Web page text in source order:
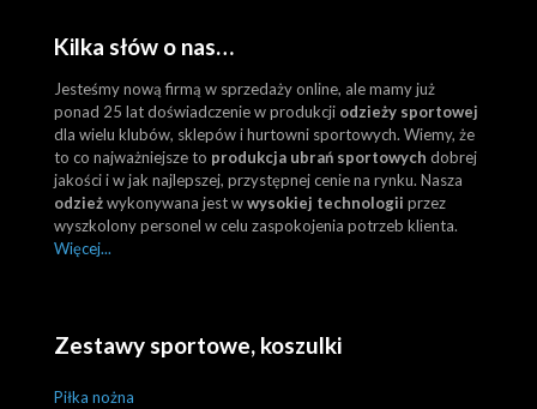
Kilka słów o nas…
Jesteśmy nową firmą w sprzedaży online, ale mamy już
ponad 25 lat doświadczenie w produkcji odzieży sportowej
dla wielu klubów, sklepów i hurtowni sportowych. Wiemy, że
to co najważniejsze to produkcja ubrań sportowych dobrej
jakości i w jak najlepszej, przystępnej cenie na rynku. Nasza
odzieżwykonywana jest wwysokiej technologii przez
wyszkolony personel w celu zaspokojenia potrzeb klienta.
Więcej...
Zestawy sportowe, koszulki
Piłka nożna